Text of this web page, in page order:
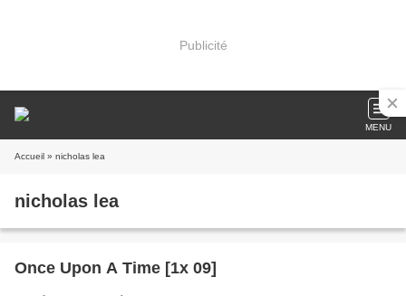
Publicité
MENU
Accueil » nicholas lea
nicholas lea
Once Upon A Time [1x 09]